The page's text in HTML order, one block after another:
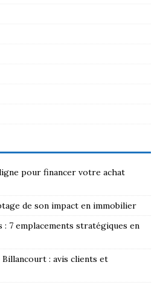
pour financer votre achat
de son impact en immobilier
: 7 emplacements stratégiques en
: avis clients et